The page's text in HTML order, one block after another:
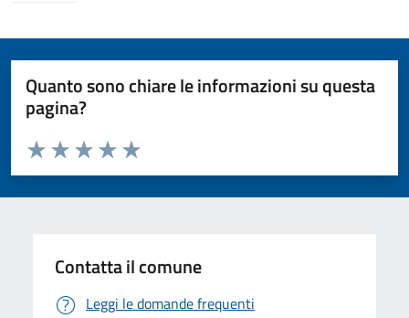
Quanto sono chiare le informazioni su questa
pagina?
Valuta da 1 a 5 stelle la pagina
Valuta 5 stelle su 5
Valuta 4 stelle su 5
Valuta 3 stelle su 5
Valuta 2 stelle su 5
Valuta 1 stelle su 5
Contatta il comune
Leggi le domande frequenti